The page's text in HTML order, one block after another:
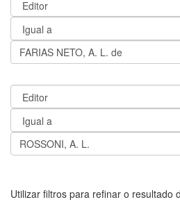
Utilizar filtros para refinar o resultado